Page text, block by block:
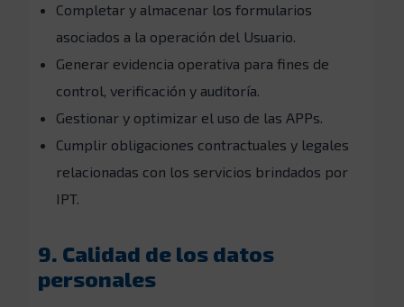
Completar y almacenar los formularios
asociados a la operación del Usuario.
Generar evidencia operativa para fines de
control, verificación y auditoría.
Gestionar y optimizar el uso de las APPs.
Cumplir obligaciones contractuales y legales
relacionadas con los servicios brindados por
IPT.
9. Calidad de los datos
personales